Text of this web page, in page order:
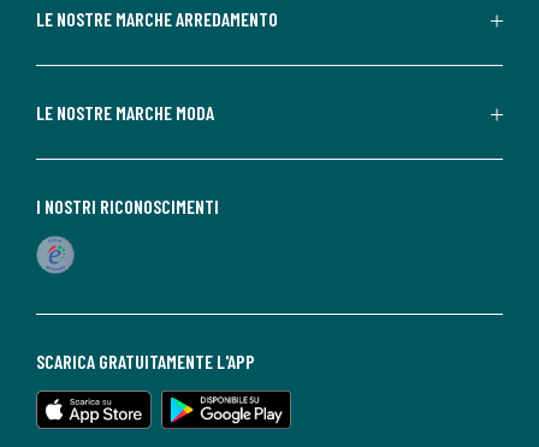
LE NOSTRE MARCHE ARREDAMENTO
LE NOSTRE MARCHE MODA
SCARICA GRATUITAMENTE L'APP
I NOSTRI RICONOSCIMENTI